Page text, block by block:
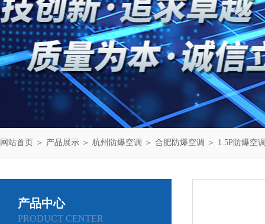
网站首页 ＞ 产品展示 ＞ 杭州防爆空调 ＞ 合肥防爆空调 ＞ 1.5P防爆空
产品中心
PRODUCT CENTER